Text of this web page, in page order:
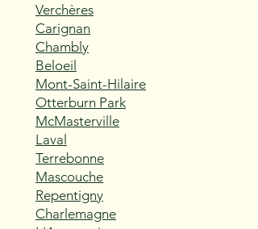
Verchères
Carignan
Chambly
Beloeil
Mont-Saint-Hilaire
Otterburn Park
McMasterville
Laval
Terrebonne
Mascouche
Repentigny
Charlemagne